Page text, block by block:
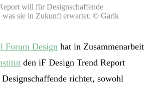
will für Designschaffende
was sie in Zukunft erwartet. © Garik
Forum Design hat in Zusammenarbeit
den iF Design Trend Report
richtet, sowohl